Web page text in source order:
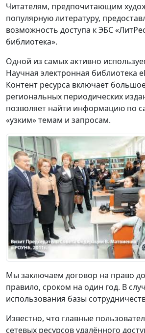
Читателям, предпочитающим
популярную литературу,
возможность доступа к ЭБС
библиотека».
Одной из самых активно
Научная электронная библиотека
Контент ресурса включает
региональных периодических
позволяет найти информацию по
«узким» темам и запросам.
Мы заключаем договор на право
правило, сроком на один год. В
использования базы
Известно, что главные
сетевых ресурсов удалённого